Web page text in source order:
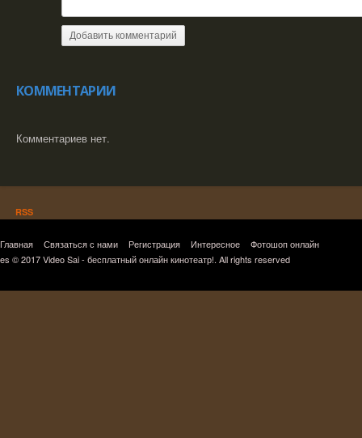
Добавить комментарий
КОММЕНТАРИИ
Комментариев нет.
RSS
Главная Связаться с нами Регистрация Интересное
Фотошоп онлайн
es © 2017 Video Sai - бесплатный онлайн кинотеатр!. All rights reserved